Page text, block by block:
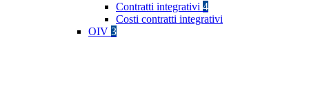
Contratti integrativi 4
Costi contratti integrativi
OIV 3